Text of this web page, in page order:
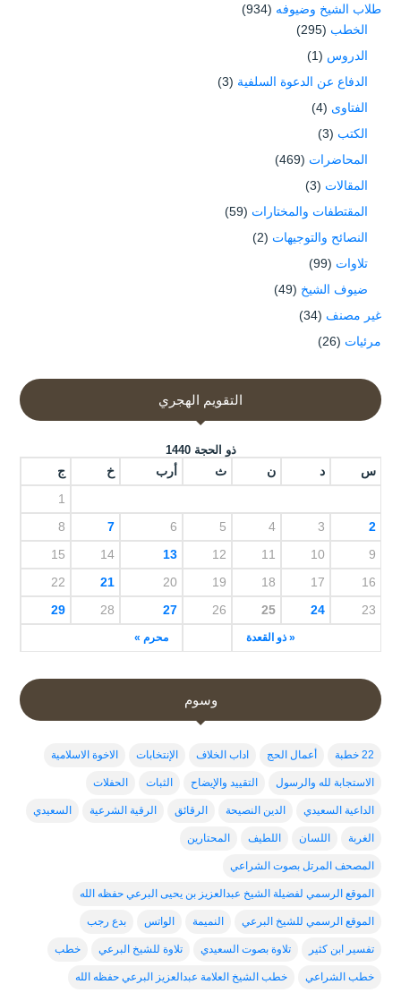
طلاب الشيخ وضيوفه (934)
الخطب (295)
الدروس (1)
الدفاع عن الدعوة السلفية (3)
الفتاوى (4)
الكتب (3)
المحاضرات (469)
المقالات (3)
المقتطفات والمختارات (59)
النصائح والتوجيهات (2)
تلاوات (99)
ضيوف الشيخ (49)
غير مصنف (34)
مرئيات (26)
التقويم الهجري
ذو الحجة 1440
س د ن ث أرب خ ج
« ذو القعدة محرم »
1
2
3
4
5
6
7
8
9
10
11
12
13
14
15
16
17
18
19
20
21
22
23
24
25
26
27
28
29
وسوم
22 خطبة أعمال الحج اداب الخلاف الإنتخابات الاخوة الاسلامية
الاستجابة لله والرسول التقييد والإيضاح الثبات الحفلات
الداعية السعيدي الدين النصيحة الرقائق الرقية الشرعية السعيدي
الغربة اللسان اللطيف المحتارين
المصحف المرتل بصوت الشراعي
الموقع الرسمي لفضيلة الشيخ عبدالعزيز بن يحيى البرعي حفظه الله
الموقع الرسمي للشيخ البرعي النميمة الواتس بدع رجب
تفسير ابن كثير تلاوة بصوت السعيدي تلاوة للشيخ البرعي خطب
خطب الشراعي خطب الشيخ العلامة عبدالعزيز البرعي حفظه الله